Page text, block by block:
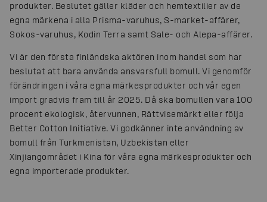
produkter. Beslutet gäller kläder och hemtextilier av de
egna märkena i alla Prisma-varuhus, S-market-affärer,
Sokos-varuhus, Kodin Terra samt Sale- och Alepa-affärer.
Vi är den första finländska aktören inom handel som har
beslutat att bara använda ansvarsfull bomull. Vi genomför
förändringen i våra egna märkesprodukter och vår egen
import gradvis fram till år 2025. Då ska bomullen vara 100
procent ekologisk, återvunnen, Rättvisemärkt eller följa
Better Cotton Initiative. Vi godkänner inte användning av
bomull från Turkmenistan, Uzbekistan eller
Xinjiangområdet i Kina för våra egna märkesprodukter och
egna importerade produkter.